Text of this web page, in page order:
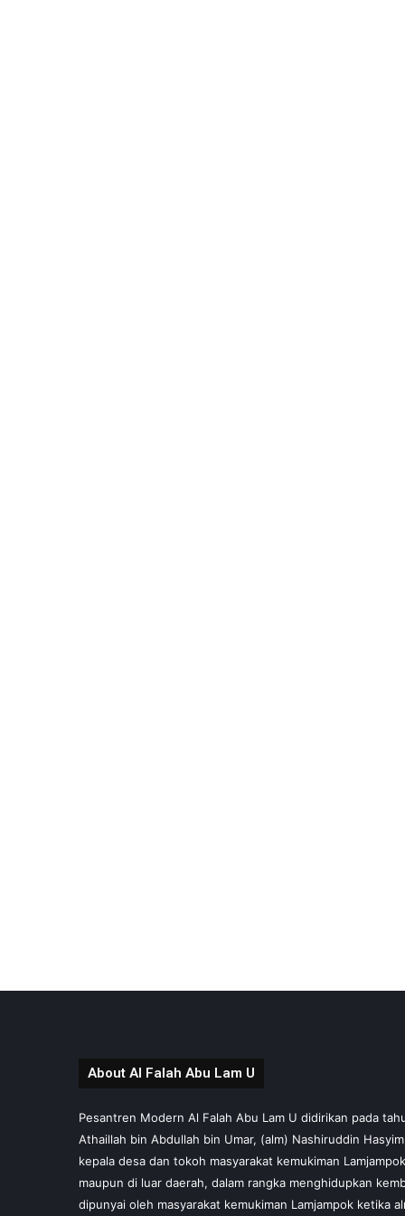
About Al Falah Abu Lam U
Pesantren Modern Al Falah Abu Lam U didirikan pada
Athaillah bin Abdullah bin Umar, (alm) Nashiruddin
kepala desa dan tokoh masyarakat kemukiman
maupun di luar daerah, dalam rangka menghidupkan
dipunyai oleh masyarakat kemukiman Lamjampok ketika